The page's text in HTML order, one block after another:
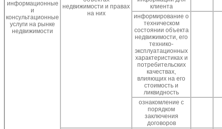
информационные
и
консультационные
услуги на рынке
недвижимости
недвижимости и правах
на них
клиента
информирование о
техническом
состоянии объекта
недвижимости, его
технико-
эксплуатационных
характеристиках и
потребительских
качествах,
влияющих на его
стоимость и
ликвидность
ознакомление с
порядком
заключения
договоров